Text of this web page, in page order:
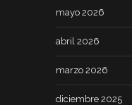
mayo 2026
abril 2026
marzo 2026
diciembre 2025